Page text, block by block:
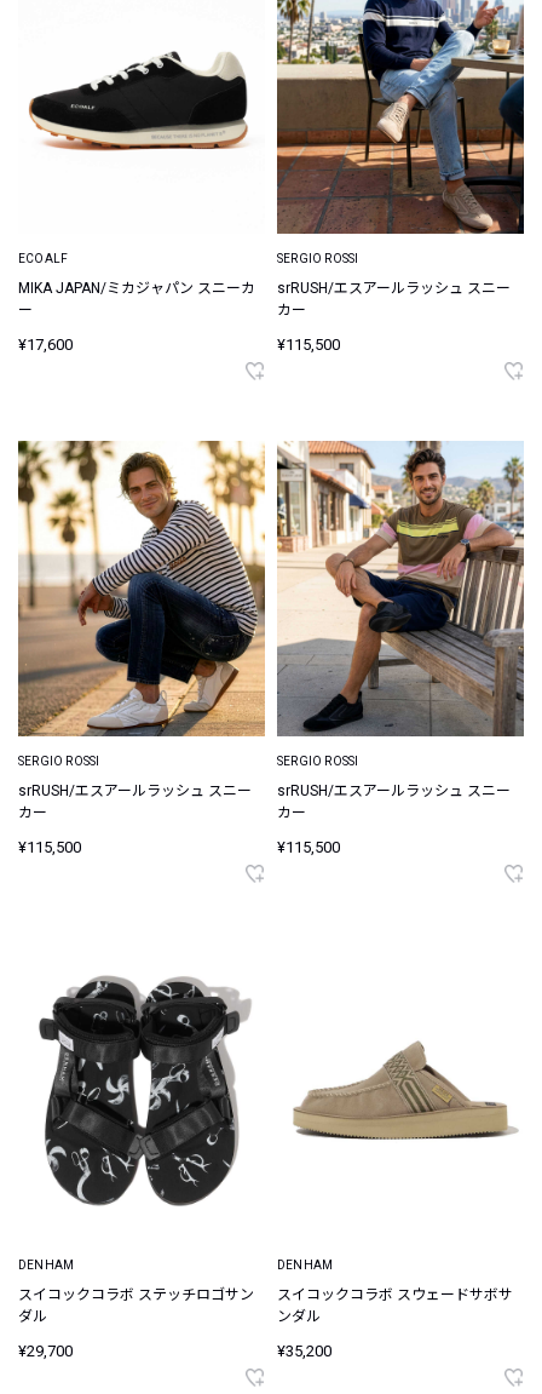
ECOALF
MIKA JAPAN/ミカジャパン スニーカ
ー
¥17,600
SERGIO ROSSI
srRUSH/エスアールラッシュ スニー
カー
¥115,500
SERGIO ROSSI
srRUSH/エスアールラッシュ スニー
カー
¥115,500
SERGIO ROSSI
srRUSH/エスアールラッシュ スニー
カー
¥115,500
DENHAM
スイコックコラボ ステッチロゴサン
ダル
¥29,700
DENHAM
スイコックコラボ スウェードサボサ
ンダル
¥35,200